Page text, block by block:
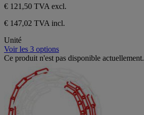
€ 121,50 TVA excl.
€ 147,02 TVA incl.
Unité
Voir les 3 options
Ce produit n'est pas disponible actuellement.